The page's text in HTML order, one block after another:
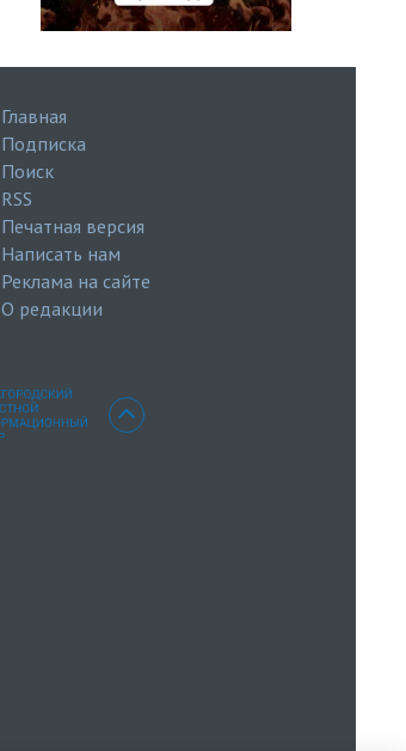
Главная
Подписка
Поиск
RSS
Печатная версия
Написать нам
Реклама на сайте
О редакции